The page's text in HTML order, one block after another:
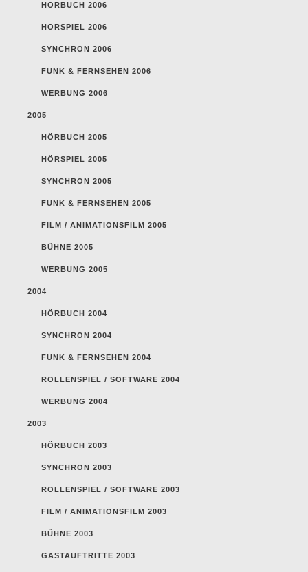
HÖRBUCH 2006
HÖRSPIEL 2006
SYNCHRON 2006
FUNK & FERNSEHEN 2006
WERBUNG 2006
2005
HÖRBUCH 2005
HÖRSPIEL 2005
SYNCHRON 2005
FUNK & FERNSEHEN 2005
FILM / ANIMATIONSFILM 2005
BÜHNE 2005
WERBUNG 2005
2004
HÖRBUCH 2004
SYNCHRON 2004
FUNK & FERNSEHEN 2004
ROLLENSPIEL / SOFTWARE 2004
WERBUNG 2004
2003
HÖRBUCH 2003
SYNCHRON 2003
ROLLENSPIEL / SOFTWARE 2003
FILM / ANIMATIONSFILM 2003
BÜHNE 2003
GASTAUFTRITTE 2003